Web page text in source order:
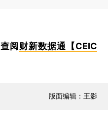
阅财新数据通【CEIC
版面编辑：王影